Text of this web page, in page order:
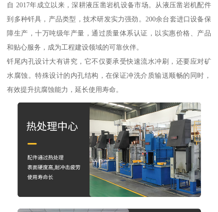
自 2017年成立以来，深耕液压凿岩机设备市场。从液压凿岩机配件
到多种钎具，产品类型，技术研发实力强劲。200余台套进口设备保
障生产，十万吨级年产量，通过质量体系认证，以实惠价格、产品
和贴心服务，成为工程建设领域的可靠伙伴。
钎尾内孔设计大有讲究，它不仅要承受快速流水冲刷，还要应对矿
水腐蚀。特殊设计的内孔结构，在保证冲洗介质输送顺畅的同时，
有效提升抗腐蚀能力，延长使用寿命。